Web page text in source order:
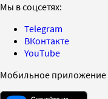
Мы в соцсетях:
Telegram
ВКонтакте
YouTube
Мобильное приложение